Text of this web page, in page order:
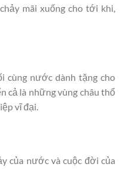
mãi xuống cho tới khi,
cùng nước dành tặng cho
cả là những vùng châu thổ
vĩ đại.
của nước và cuộc đời của